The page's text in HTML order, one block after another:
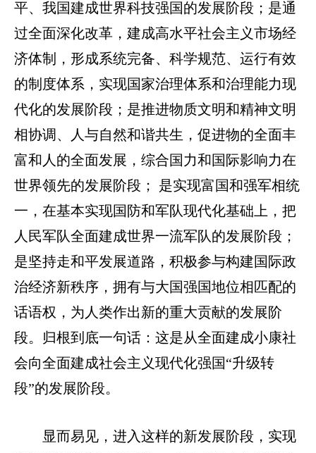
平、我国建成世界科技强国的发展阶段；是通
过全面深化改革，建成高水平社会主义市场经
济体制，形成系统完备、科学规范、运行有效
的制度体系，实现国家治理体系和治理能力现
代化的发展阶段；是推进物质文明和精神文明
相协调、人与自然和谐共生，促进物的全面丰
富和人的全面发展，综合国力和国际影响力在
世界领先的发展阶段；
是实现富国和强军相统
一，在基本实现国防和军队现代化基础上，把
人民军队全面建成世界一流军队的发展阶段；
是坚持走和平发展道路，积极参与构建国际政
治经济新秩序，拥有与大国强国地位相匹配的
话语权，为人类作出新的重大贡献的发展阶
段。归根到底一句话：这是从全面建成小康社
会向全面建成社会主义现代化强国“升级转
段”的发展阶段。
显而易见，进入这样的新发展阶段，实现